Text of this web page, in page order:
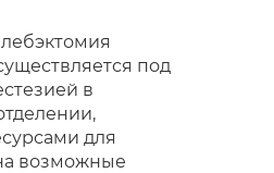
под
в
для
возможные